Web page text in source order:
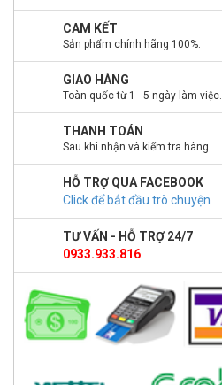
CAM KẾT
Sản phẩm chính hãng 100%.
GIAO HÀNG
Toàn quốc từ 1 - 5 ngày làm việc.
THANH TOÁN
Sau khi nhận và kiểm tra hàng.
HỖ TRỢ QUA FACEBOOK
Click để bắt đầu trò chuyện.
TƯ VẤN - HỖ TRỢ 24/7
0933.933.816